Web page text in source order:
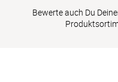
Bewerte auch Du